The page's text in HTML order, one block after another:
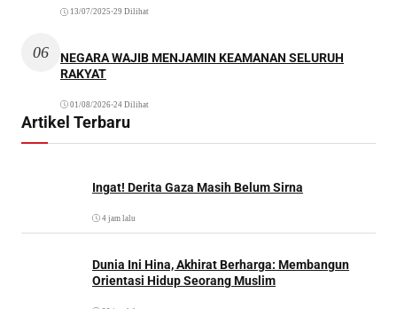
13/07/2025 •29 Dilihat
06
NEGARA WAJIB MENJAMIN KEAMANAN SELURUH
RAKYAT
01/08/2026•24 Dilihat
Artikel Terbaru
Ingat! Derita Gaza Masih Belum Sirna
4 jam lalu
Dunia Ini Hina, Akhirat Berharga: Membangun
Orientasi Hidup Seorang Muslim